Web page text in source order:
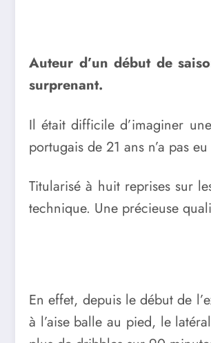
Auteur d’un début de
surprenant.
Il était difficile d’imaginer
portugais de 21 ans n’a pas
Titularisé à huit reprises sur
technique. Une précieuse
En effet, depuis le début de
à l’aise balle au pied, le